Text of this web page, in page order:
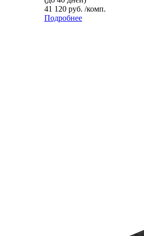
41 120 руб. /комп.
Подробнее